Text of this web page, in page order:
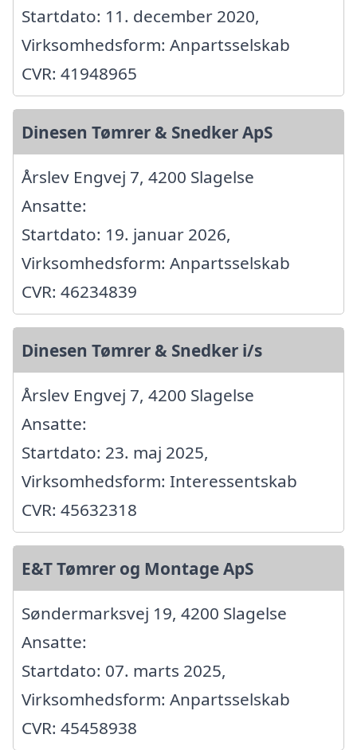
Startdato: 11. december 2020,
Virksomhedsform: Anpartsselskab
CVR: 41948965
Dinesen Tømrer & Snedker ApS
Årslev Engvej 7, 4200 Slagelse
Ansatte:
Startdato: 19. januar 2026,
Virksomhedsform: Anpartsselskab
CVR: 46234839
Dinesen Tømrer & Snedker i/s
Årslev Engvej 7, 4200 Slagelse
Ansatte:
Startdato: 23. maj 2025,
Virksomhedsform: Interessentskab
CVR: 45632318
E&T Tømrer og Montage ApS
Søndermarksvej 19, 4200 Slagelse
Ansatte:
Startdato: 07. marts 2025,
Virksomhedsform: Anpartsselskab
CVR: 45458938